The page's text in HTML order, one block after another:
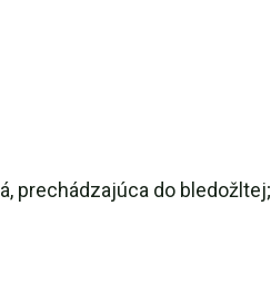
prechádzajúca do bledožltej;